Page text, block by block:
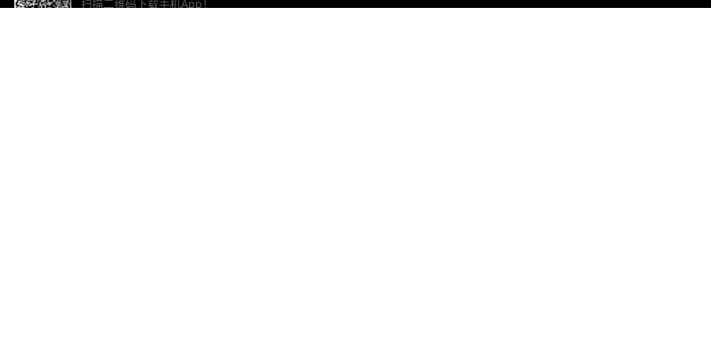
扫描二维码下载手机App！